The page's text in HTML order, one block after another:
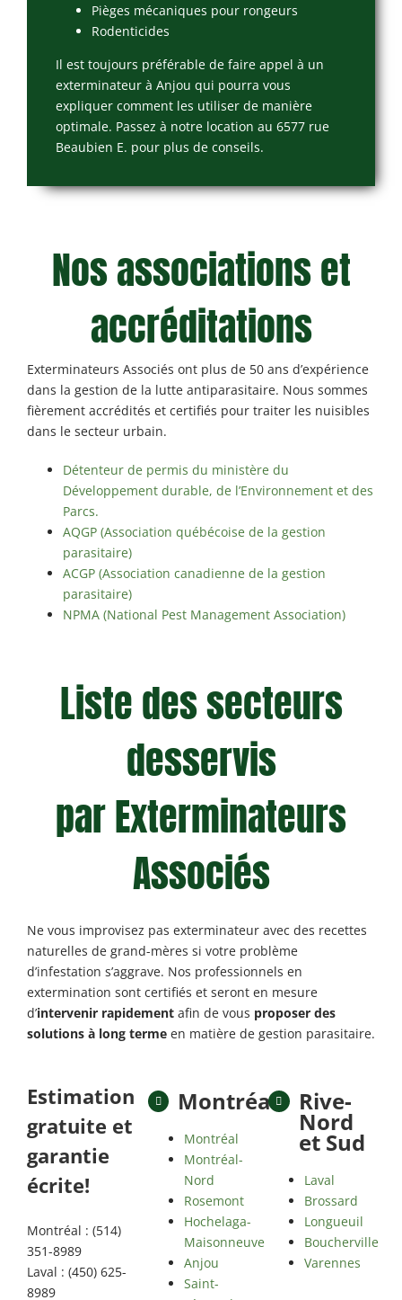
Pièges mécaniques pour rongeurs
Rodenticides
Il est toujours préférable de faire appel à un
exterminateur à Anjou qui pourra vous
expliquer comment les utiliser de manière
optimale. Passez à notre location au 6577 rue
Beaubien E. pour plus de conseils.
Nos associations et
accréditations
Exterminateurs Associés ont plus de 50 ans d’expérience
dans la gestion de la lutte antiparasitaire. Nous sommes
fièrement accrédités et certifiés pour traiter les nuisibles
dans le secteur urbain.
Détenteur de permis du ministère du
Développement durable, de l’Environnement et des
Parcs.
AQGP (Association québécoise de la gestion
parasitaire)
ACGP (Association canadienne de la gestion
parasitaire)
NPMA (National Pest Management Association)
Liste des secteurs
desservis
par Exterminateurs
Associés
Ne vous improvisez pas exterminateur avec des recettes
naturelles de grand-mères si votre problème
d’infestation s’aggrave. Nos professionnels en
extermination sont certifiés et seront en mesure
d’intervenir rapidement afin de vous proposer des
solutions à long terme en matière de gestion parasitaire.
Estimation
gratuite et
garantie
écrite!
Montréal : (514)
351-8989
Laval : (450) 625-
8989
Montréal
Montréal
Montréal-
Nord
Rosemont
Hochelaga-
Maisonneuve
Anjou
Saint-
Rive-
Nord
et Sud
Laval
Brossard
Longueuil
Boucherville
Varennes